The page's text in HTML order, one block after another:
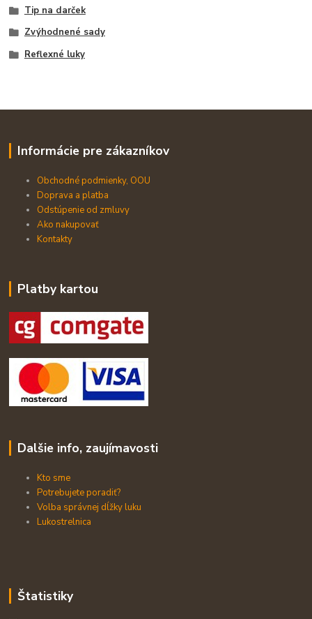
Tip na darček
Zvýhodnené sady
Reflexné luky
Informácie pre zákazníkov
Obchodné podmienky, OOU
Doprava a platba
Odstúpenie od zmluvy
Ako nakupovať
Kontakty
Platby kartou
Dalšie info, zaujímavosti
Kto sme
Potrebujete poradiť?
Volba správnej dĺžky luku
Lukostrelnica
Štatistiky